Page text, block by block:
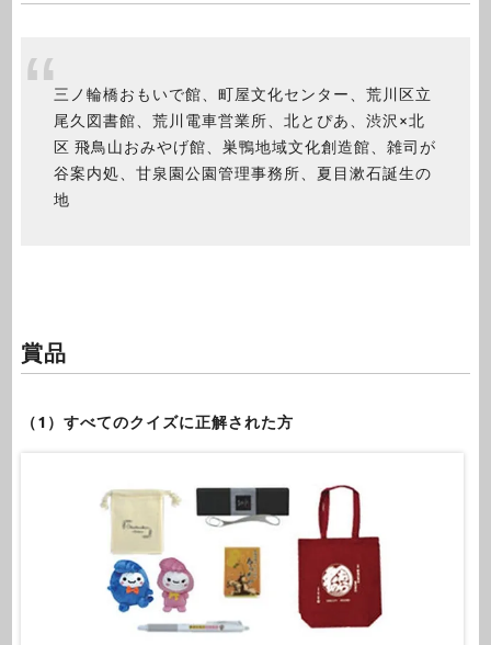
三ノ輪橋おもいで館、町屋文化センター、荒川区立
尾久図書館、荒川電車営業所、北とぴあ、渋沢×北
区 飛鳥山おみやげ館、巣鴨地域文化創造館、雑司が
谷案内処、甘泉園公園管理事務所、夏目漱石誕生の
地
賞品
（1）すべてのクイズに正解された方